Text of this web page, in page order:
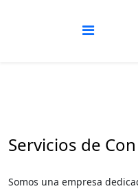
Servicios de
Somos una empresa